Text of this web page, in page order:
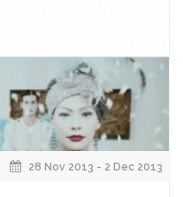
28 Nov 2013 - 2 Dec 2013